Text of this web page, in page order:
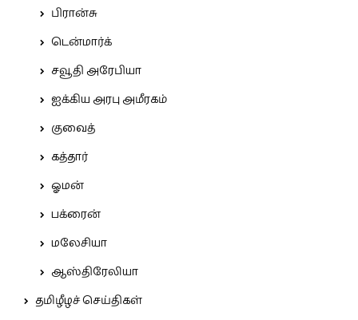
பிரான்சு
டென்மார்க்
சவூதி அரேபியா
ஐக்கிய அரபு அமீரகம்
குவைத்
கத்தார்
ஓமன்
பக்ரைன்
மலேசியா
ஆஸ்திரேலியா
தமிழீழச் செய்திகள்